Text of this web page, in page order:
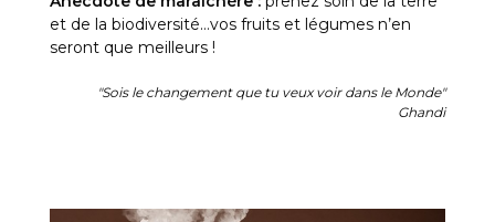
et de la biodiversité…vos fruits et légumes n’en
seront que meilleurs !
"Sois le changement que tu veux voir dans le Monde"
Ghandi